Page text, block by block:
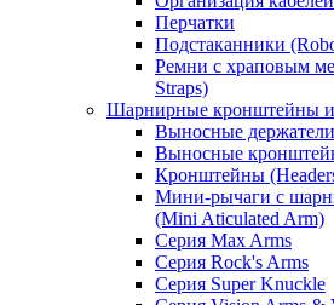
Перчатки
Подстаканники
Ремни с храповым
Straps)
Шарнирные кронштейны и
Выносные
Выносные
Кронштейны
Мини-рычаги с
(Mini Aticulated Arm)
Серия Max Arms
Серия Rock's Arms
Серия Super Knuckle